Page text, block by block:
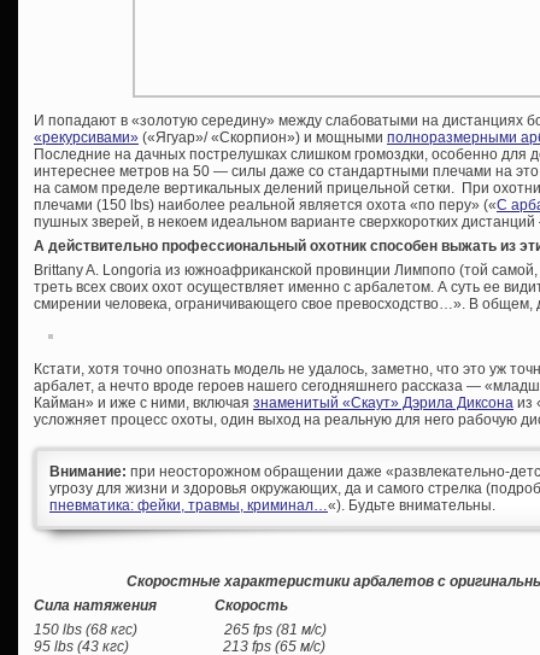
И попадают в «золотую середину» между слабоватыми на дистанциях
«рекурсивами» («Ягуар»/ «Скорпион») и мощными полноразмерными
Последние на дачных пострелушках слишком громоздки, особенно для
интереснее метров на 50 — силы даже со стандартными плечами на
на самом пределе вертикальных делений прицельной сетки. При
плечами (150 lbs) наиболее реальной является охота «по перу» («С
пушных зверей, в некоем идеальном варианте сверхкоротких
А действительно профессиональный охотник способен выжать из
Brittany A. Longoria из южноафриканской провинции Лимпопо (той
треть всех своих охот осуществляет именно с арбалетом. А суть ее
смирении человека, ограничивающего свое превосходство…». В общем,
Кстати, хотя точно опознать модель не удалось, заметно, что это уж
арбалет, а нечто вроде героев нашего сегодняшнего рассказа —
Кайман» и иже с ними, включая знаменитый «Скаут» Дэрила Диксона из
усложняет процесс охоты, один выход на реальную для него рабочую
Внимание: при неосторожном обращении даже «развлекательно-
угрозу для жизни и здоровья окружающих, да и самого стрелка
пневматика: фейки, травмы, криминал…«). Будьте внимательны.
Скоростные характеристики арбалетов с
Сила натяжения Скорость
150 lbs (68 кгс) 265 fps (81 м/с)
95 lbs (43 кгс) 213 fps (65 м/с)